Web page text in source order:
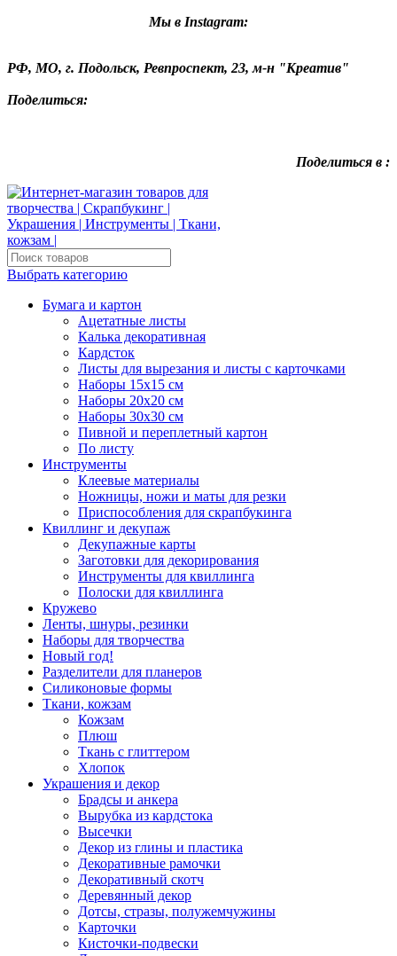
Мы в Instagram:
РФ, МО, г. Подольск, Ревпроспект, 23, м-н "Креатив"
Поделиться:
Поделиться в :
Выбрать категорию
Бумага и картон
Ацетатные листы
Калька декоративная
Кардсток
Листы для вырезания и листы с карточками
Наборы 15х15 см
Наборы 20х20 см
Наборы 30х30 см
Пивной и переплетный картон
По листу
Инструменты
Клеевые материалы
Ножницы, ножи и маты для резки
Приспособления для скрапбукинга
Квиллинг и декупаж
Декупажные карты
Заготовки для декорирования
Инструменты для квиллинга
Полоски для квиллинга
Кружево
Ленты, шнуры, резинки
Наборы для творчества
Новый год!
Разделители для планеров
Силиконовые формы
Ткани, кожзам
Кожзам
Плюш
Ткань с глиттером
Хлопок
Украшения и декор
Брадсы и анкера
Вырубка из кардстока
Высечки
Декор из глины и пластика
Декоративные рамочки
Декоративный скотч
Деревянный декор
Дотсы, стразы, полужемчужины
Карточки
Кисточки-подвески